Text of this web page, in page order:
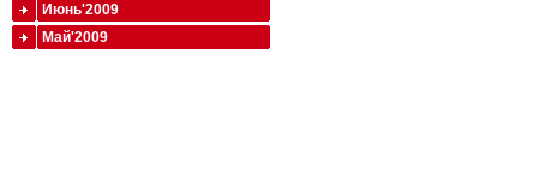
Июнь'2009
Май'2009